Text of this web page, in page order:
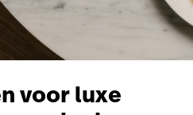
voor luxe